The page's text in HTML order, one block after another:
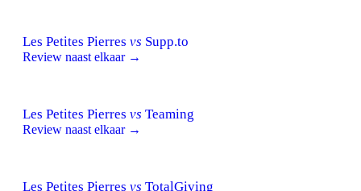
Les Petites Pierres vs Supp.to
Review naast elkaar →
Les Petites Pierres vs Teaming
Review naast elkaar →
Les Petites Pierres vs TotalGiving